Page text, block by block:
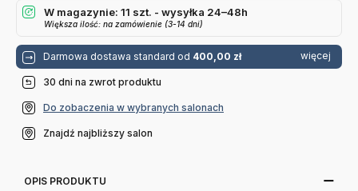
W magazynie: 11 szt. - wysyłka 24–48h
Większa ilość: na zamówienie (3-14 dni)
Darmowa dostawa standard od 400,00 zł więcej
30 dni na zwrot produktu
Do zobaczenia w wybranych salonach
Znajdź najbliższy salon
OPIS PRODUKTU